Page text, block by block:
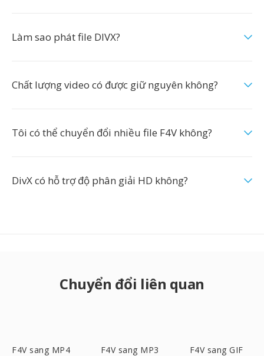
Làm sao phát file DIVX?
Chất lượng video có được giữ nguyên không?
Tôi có thể chuyển đổi nhiều file F4V không?
DivX có hỗ trợ độ phân giải HD không?
Chuyển đổi liên quan
F4V sang MP4 F4V sang MP3 F4V sang GIF